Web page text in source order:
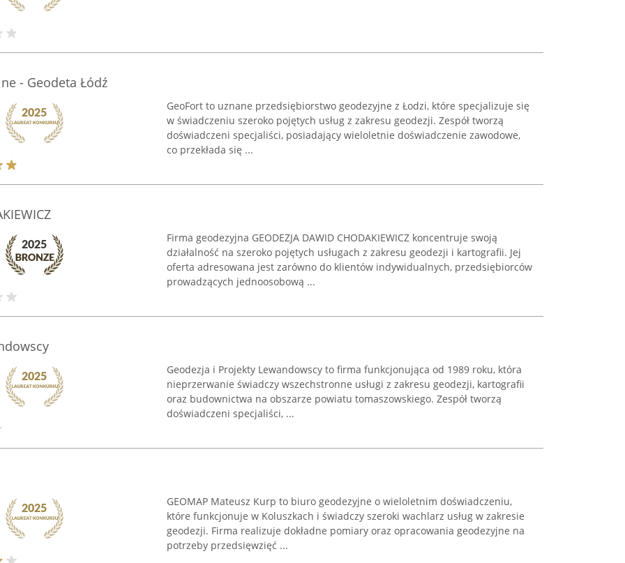
- Geodeta Łódź
GeoFort to uznane przedsiębiorstwo geodezyjne z Łodzi, które specjalizuje się
w świadczeniu szeroko pojętych usług z zakresu geodezji. Zespół tworzą
doświadczeni specjaliści, posiadający wieloletnie doświadczenie zawodowe,
co przekłada się ...
Firma geodezyjna GEODEZJA DAWID CHODAKIEWICZ koncentruje swoją
działalność na szeroko pojętych usługach z zakresu geodezji i kartografii. Jej
oferta adresowana jest zarówno do klientów indywidualnych, przedsiębiorców
prowadzących jednoosobową ...
Geodezja i Projekty Lewandowscy to firma funkcjonująca od 1989 roku, która
nieprzerwanie świadczy wszechstronne usługi z zakresu geodezji, kartografii
oraz budownictwa na obszarze powiatu tomaszowskiego. Zespół tworzą
doświadczeni specjaliści, ...
GEOMAP Mateusz Kurp to biuro geodezyjne o wieloletnim doświadczeniu,
które funkcjonuje w Koluszkach i świadczy szeroki wachlarz usług w zakresie
geodezji. Firma realizuje dokładne pomiary oraz opracowania geodezyjne na
potrzeby przedsięwzięć ...